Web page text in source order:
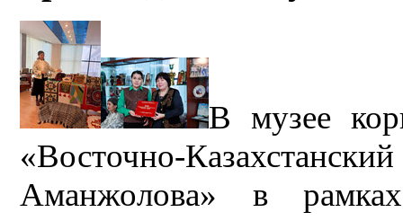
В музее
«Восточно-
Аманжолова» в рамках